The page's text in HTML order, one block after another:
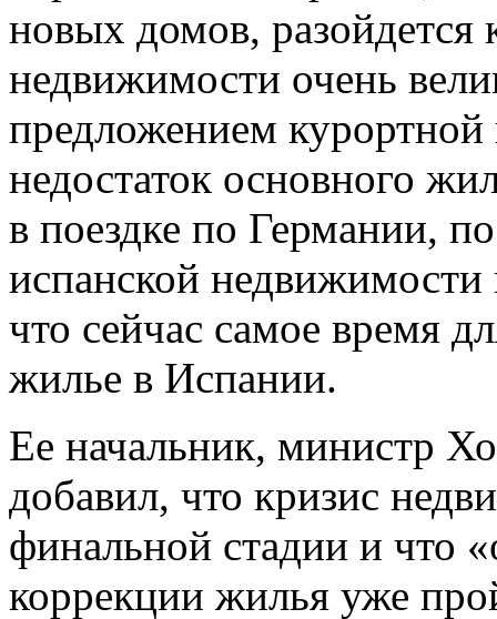
новых домов,
недвижимости очень
предложением курортной
недостаток основного
в поездке по Германии,
испанской
что сейчас самое время
жилье в Испании.
Ее начальник, министр
добавил, что кризис
финальной стадии и что
коррекции жилья уже